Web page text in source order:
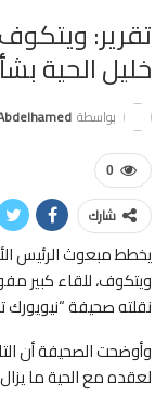
تقرير:
خليل الحية
بواسطة
0
شارك
يخطط مبعوث الرئيس
ويتكوف، للقاء كبير
نقلته صحيفة
وأوضحت الصحيفة أن
لعقده مع الحية ما